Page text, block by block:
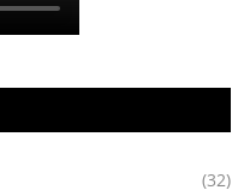
(32)